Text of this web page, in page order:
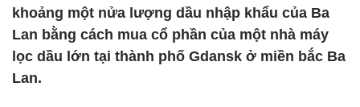
khoảng một nửa lượng dầu nhập khẩu của Ba
Lan bằng cách mua cổ phần của một nhà máy
lọc dầu lớn tại thành phố Gdansk ở miền bắc Ba
Lan.